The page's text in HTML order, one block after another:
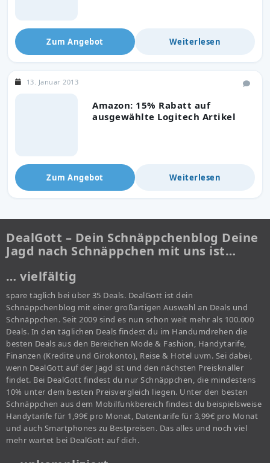
Zum Angebot Weiterlesen
Amazon: 15% Rabatt auf
ausgewählte Logitech Artikel
13. Januar 2013
Zum Angebot Weiterlesen
DealGott – Dein Schnäppchenblog Deine
Jagd nach Schnäppchen mit uns ist…
… vielfältig
spare täglich bei über 35 Deals. DealGott ist dein
Schnäppchenblog mit einer großartigen Auswahl an Deals und
Schnäppchen. Seit 2009 sind es nun schon weit mehr als 100.000
Deals. In den täglichen Deals findest du im Handumdrehen die
besten Deals aus den Bereichen Mode & Fashion, Handytarife,
Finanzen (Kredite und Girokonto), Reise & Hotel uvm. Sei dabei,
wenn DealGott auf der Jagd ist und den nächsten Preisknaller
findet. Bei DealGott findest du nur Schnäppchen, die mindestens
10% unter dem besten Preisvergleich liegen. Unter den besten
Schnäppchen aus dem Mobilfunkbereich findest du beispielsweise
Handytarife für 1,99€ pro Monat, Datentarife für 3,99€ pro Monat
und auch Smartphones zu Bestpreisen. Das alles und noch viel
mehr wartet bei DealGott auf dich.